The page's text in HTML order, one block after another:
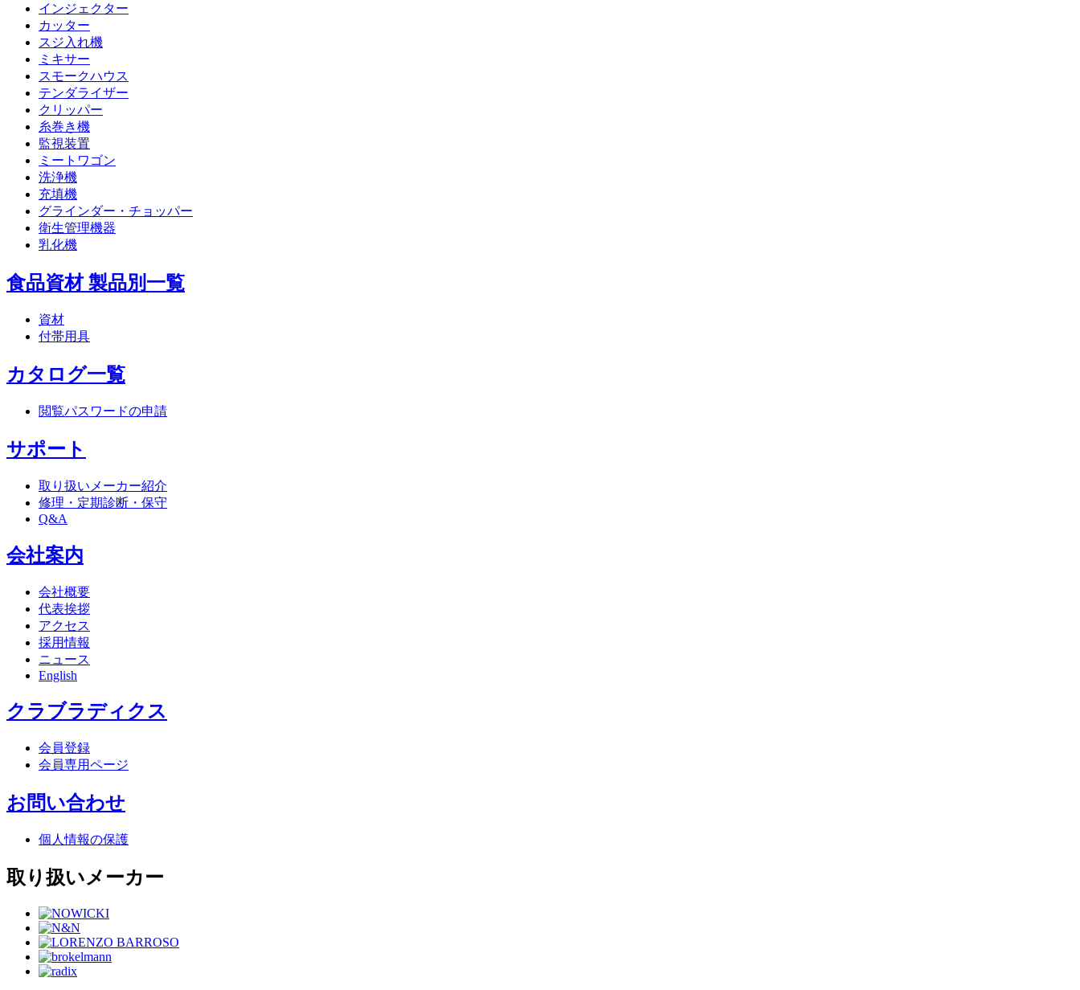
インジェクター
カッター
スジ入れ機
ミキサー
スモークハウス
テンダライザー
クリッパー
糸巻き機
監視装置
ミートワゴン
洗浄機
充填機
グラインダー・チョッパー
衛生管理機器
乳化機
食品資材 製品別一覧
資材
付帯用具
カタログ一覧
閲覧パスワードの申請
サポート
取り扱いメーカー紹介
修理・定期診断・保守
Q&A
会社案内
会社概要
代表挨拶
アクセス
採用情報
ニュース
English
クラブラディクス
会員登録
会員専用ページ
お問い合わせ
個人情報の保護
取り扱いメーカー